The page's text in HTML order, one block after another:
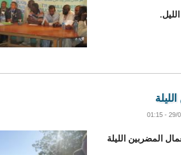
المضربين الليلة